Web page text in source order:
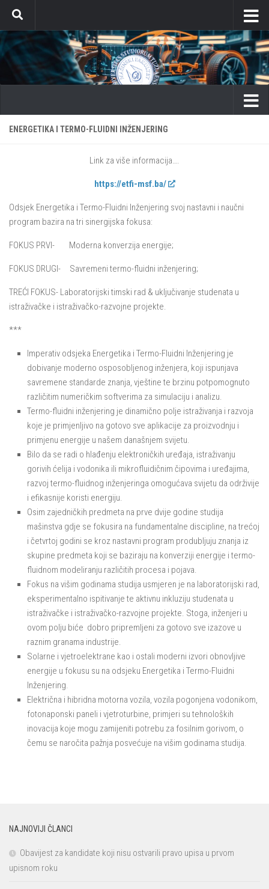
Skip to content
ENERGETIKA I TERMO-FLUIDNI INŽENJERING
Link za više informacija….
https://etfi-msf.ba/
Odsjek Energetika i Termo-Fluidni Inženjering svoj nastavni i naučni
program bazira na tri sinergijska fokusa:
FOKUS PRVI- Moderna konverzija energije;
FOKUS DRUGI- Savremeni termo-fluidni inženjering;
TREĆI FOKUS- Laboratorijski timski rad & uključivanje studenata u
istraživačke i istraživačko-razvojne projekte.
***
Imperativ odsjeka Energetika i Termo-Fluidni Inženjering je
dobivanje moderno osposobljenog inženjera, koji ispunjava
savremene standarde znanja, vještine te brzinu potpomognuto
različitim numeričkim softverima za simulaciju i analizu.
Termo-fluidni inženjering je dinamično polje istraživanja i razvoja
koje je primjenljivo na gotovo sve aplikacije za proizvodnju i
primjenu energije u našem današnjem svijetu.
Bilo da se radi o hlađenju elektroničkih uređaja, istraživanju
gorivih ćelija i vodonika ili mikrofluidičnim čipovima i uređajima,
razvoj termo-fluidnog inženjeringa omogućava svijetu da održivije
i efikasnije koristi energiju.
Osim zajedničkih predmeta na prve dvije godine studija
mašinstva gdje se fokusira na fundamentalne discipline, na trećoj
i četvrtoj godini se kroz nastavni program produbljuju znanja iz
skupine predmeta koji se baziraju na konverziji energije i termo-
fluidnom modeliranju različitih procesa i pojava.
Fokus na višim godinama studija usmjeren je na laboratorijski rad,
eksperimentalno ispitivanje te aktivnu inkluziju studenata u
istraživačke i istraživačko-razvojne projekte. Stoga, inženjeri u
ovom polju biće dobro pripremljeni za gotovo sve izazove u
raznim granama industrije.
Solarne i vjetroelektrane kao i ostali moderni izvori obnovljive
energije u fokusu su na odsjeku Energetika i Termo-Fluidni
Inženjering.
Električna i hibridna motorna vozila, vozila pogonjena vodonikom,
fotonaponski paneli i vjetroturbine, primjeri su tehnoloških
inovacija koje mogu zamijeniti potrebu za fosilnim gorivom, o
čemu se naročita pažnja posvećuje na višim godinama studija.
NAJNOVIJI ČLANCI
Obavijest za kandidate koji nisu ostvarili pravo upisa u prvom
upisnom roku